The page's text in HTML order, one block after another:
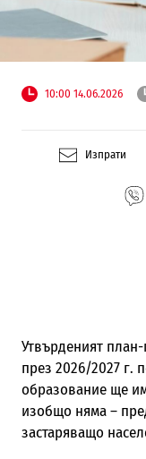
10:00 14.06.2026
Изпрати
Утвърденият
през 2026/2027 г.
образование ще
изобщо няма –
застаряващо